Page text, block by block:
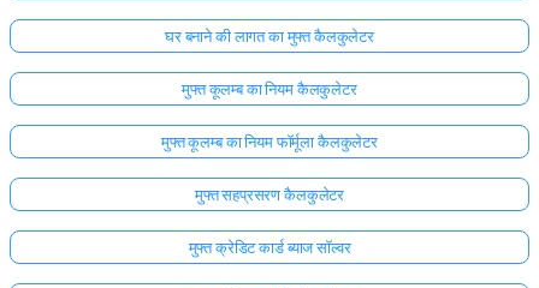
घर बनाने की लागत का मुफ्त कैलकुलेटर
मुफ्त कूलम्ब का नियम कैलकुलेटर
मुफ्त कूलम्ब का नियम फॉर्मूला कैलकुलेटर
मुफ्त सहप्रसरण कैलकुलेटर
मुफ्त क्रेडिट कार्ड ब्याज सॉल्वर